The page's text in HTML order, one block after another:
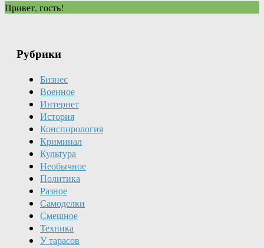
Привет, гость!
Рубрики
Бизнес
Военное
Интернет
История
Конспирология
Криминал
Культура
Необычное
Политика
Разное
Самоделки
Смешное
Техника
У тарасов